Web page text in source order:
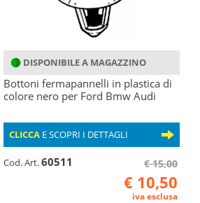
DISPONIBILE A MAGAZZINO
Bottoni fermapannelli in plastica di
colore nero per Ford Bmw Audi
CLICCAE SCOPRI I DETTAGLI
Cod. Art.60511 € 15,00
€ 10,50
iva esclusa